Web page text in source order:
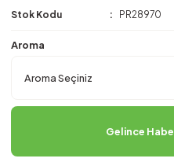
Stok Kodu
PR28970
Aroma
Gelince